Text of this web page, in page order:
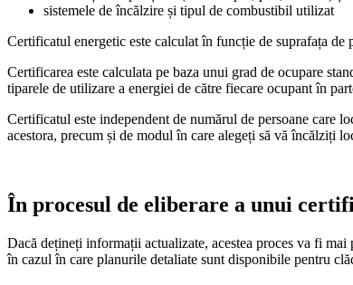
sistemele de încălzire și tipul de combustibil utilizat
Certificatul energetic este calculat în funcție de suprafața
Certificarea este calculata pe baza unui grad de ocupare
tiparele de utilizare a energiei de către fiecare ocupant în
Certificatul este independent de numărul de persoane care
acestora, precum și de modul în care alegeți să vă încălziți
În procesul de eliberare a unui
Dacă dețineți informații actualizate, acestea proces va fi
în cazul în care planurile detaliate sunt disponibile pentru